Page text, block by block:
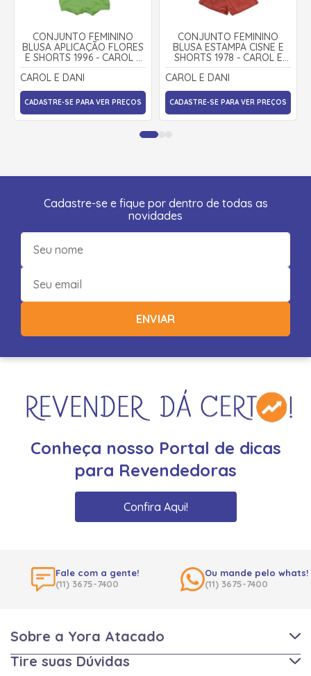
CONJUNTO FEMININO
BLUSA APLICAÇÃO FLORES
E SHORTS 1996 - CAROL E
DANI
CAROL E DANI
CADASTRE-SE PARA VER PREÇOS
CONJUNTO FEMININO
BLUSA ESTAMPA CISNE E
SHORTS 1978 - CAROL E
DANI
CAROL E DANI
CADASTRE-SE PARA VER PREÇOS
Cadastre-se e fique por dentro de todas as
novidades
ENVIAR
Conheça nosso Portal de dicas
para Revendedoras
Confira Aqui!
Fale com a gente!
(11) 3675-7400
Ou mande pelo whats!
(11) 3675-7400
Sobre a Yora Atacado
Tire suas Dúvidas